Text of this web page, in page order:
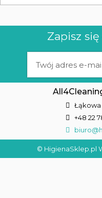
Zapisz
Łąkowa
+48 22
© HigienaSklep.pl